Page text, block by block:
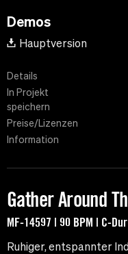
Demos
Hauptversion
Details
In Projekt
speichern
Preise/Lizenzen
Information
Gather Around
MF-14597 | 90 BPM | C-Dur
Ruhiger, entspannter